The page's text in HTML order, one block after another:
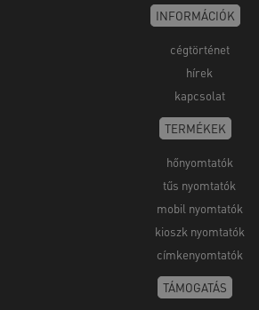
INFORMÁCIÓK
cégtörténet
hírek
kapcsolat
TERMÉKEK
hőnyomtatók
tűs nyomtatók
mobil nyomtatók
kioszk nyomtatók
címkenyomtatók
TÁMOGATÁS